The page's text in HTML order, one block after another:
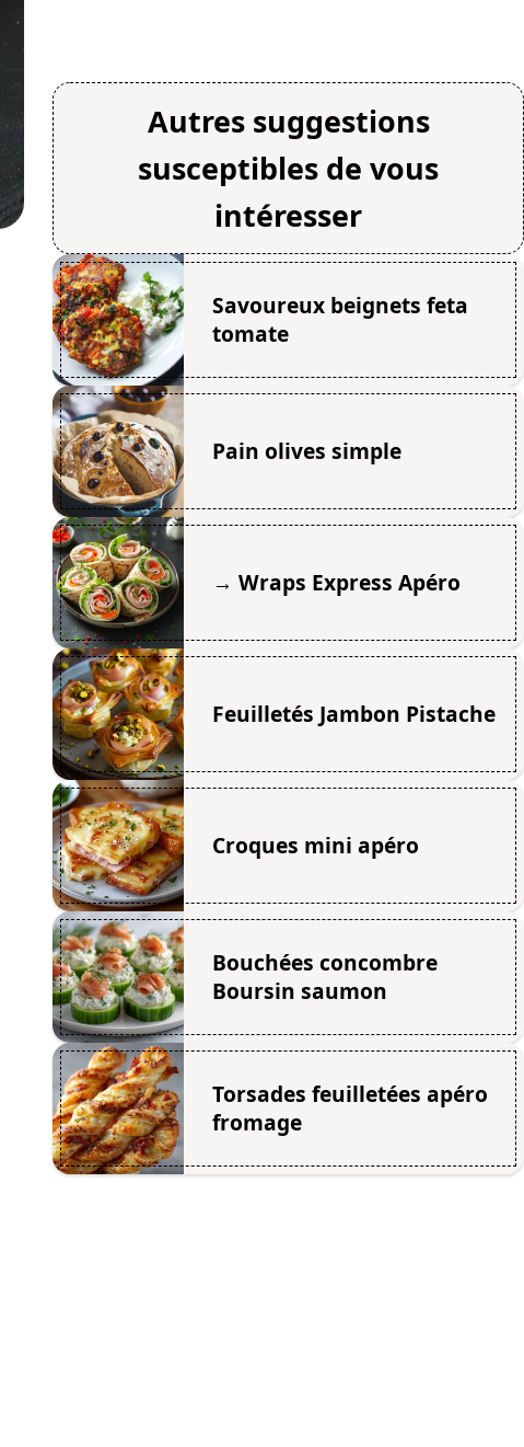
Autres suggestions
susceptibles de vous
intéresser
Savoureux beignets feta
tomate
Pain olives simple
→ Wraps Express Apéro
Feuilletés Jambon Pistache
Croques mini apéro
Bouchées concombre
Boursin saumon
Torsades feuilletées apéro
fromage